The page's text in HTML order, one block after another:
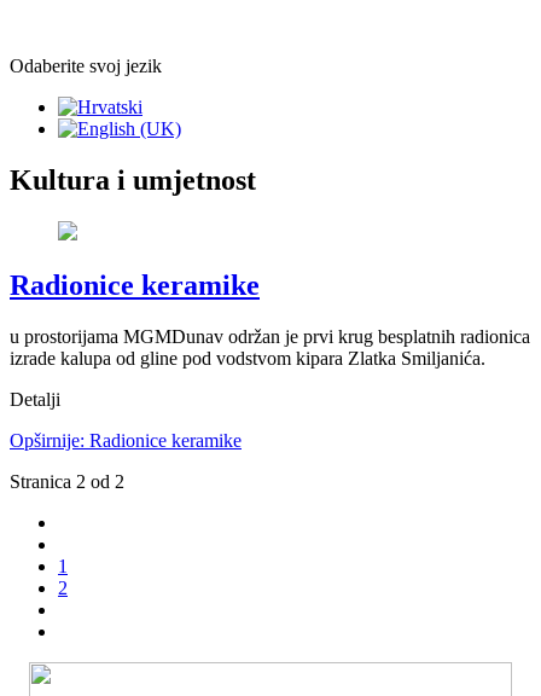
Odaberite svoj jezik
Kultura i umjetnost
Radionice keramike
u prostorijama MGMDunav održan je prvi krug besplatnih radionica
izrade kalupa od gline pod vodstvom kipara Zlatka Smiljanića.
Detalji
Opširnije: Radionice keramike
Stranica 2 od 2
1
2